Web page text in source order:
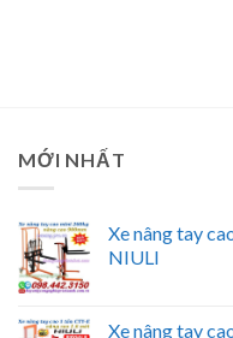
MỚI NHẤT
Xe nâng tay
NIULI
Xe nâng tay